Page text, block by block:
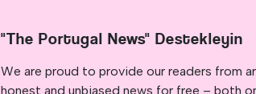
"The Portugal News" Destekleyin
We are proud to provide our readers from
honest and unbiased news for free – both